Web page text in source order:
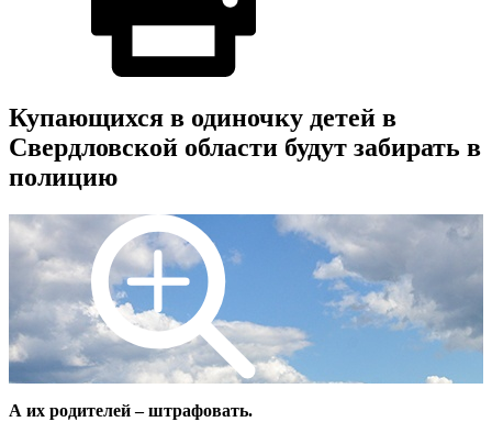
Купающихся в одиночку детей в
Свердловской области будут забирать в
полицию
А их родителей – штрафовать.